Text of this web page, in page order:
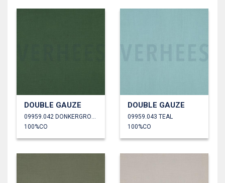
DOUBLE GAUZE
09959.042 DONKERGROEN
100%CO
DOUBLE GAUZE
09959.043 TEAL
100%CO